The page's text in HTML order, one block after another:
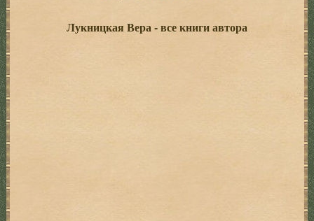
Лукницкая Вера - все книги автора